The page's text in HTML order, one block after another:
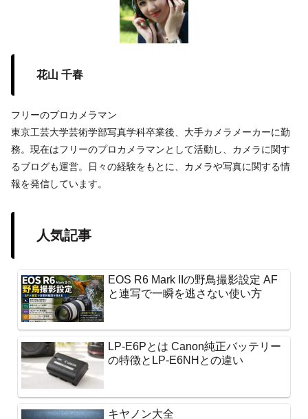
花山 千春
フリーのプロカメラマン
東京工芸大学芸術学部写真学科卒業後、大手カメラメーカーに勤
務。現在はフリーのプロカメラマンとして活動し、カメラに関す
るブログも運営。日々の経験をもとに、カメラや写真に関する情
報を発信しています。
人気記事
EOS R6 Mark IIの野鳥撮影設定 AF
と連写で一瞬を逃さない使い方
LP-E6Pとは Canon純正バッテリー
の特徴とLP-E6NHとの違い
キヤノン大全